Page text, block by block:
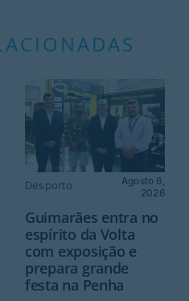
Desporto
Agosto 6,
2026
Guimarães entra no
espírito da Volta
com exposição e
prepara grande
festa na Penha